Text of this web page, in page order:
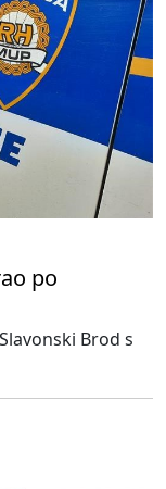
po
Brod s